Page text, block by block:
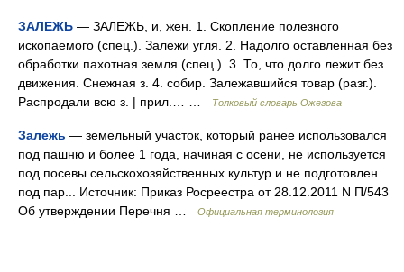
ЗАЛЕЖЬ — ЗАЛЕЖЬ, и, жен. 1. Скопление полезного
ископаемого (спец.). Залежи угля. 2. Надолго оставленная без
обработки пахотная земля (спец.). 3. То, что долго лежит без
движения. Снежная з. 4. собир. Залежавшийся товар (разг.).
Распродали всю з. | прил.… …
Толковый словарь Ожегова
Залежь — земельный участок, который ранее использовался
под пашню и более 1 года, начиная с осени, не используется
под посевы сельскохозяйственных культур и не подготовлен
под пар... Источник: Приказ Росреестра от 28.12.2011 N П/543
Об утверждении Перечня …
Официальная терминология